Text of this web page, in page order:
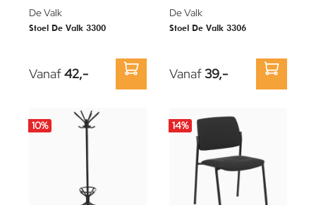
De Valk
Stoel De Valk 3300
Vanaf42,-
De Valk
Stoel De Valk 3306
Vanaf39,-
10% 14%